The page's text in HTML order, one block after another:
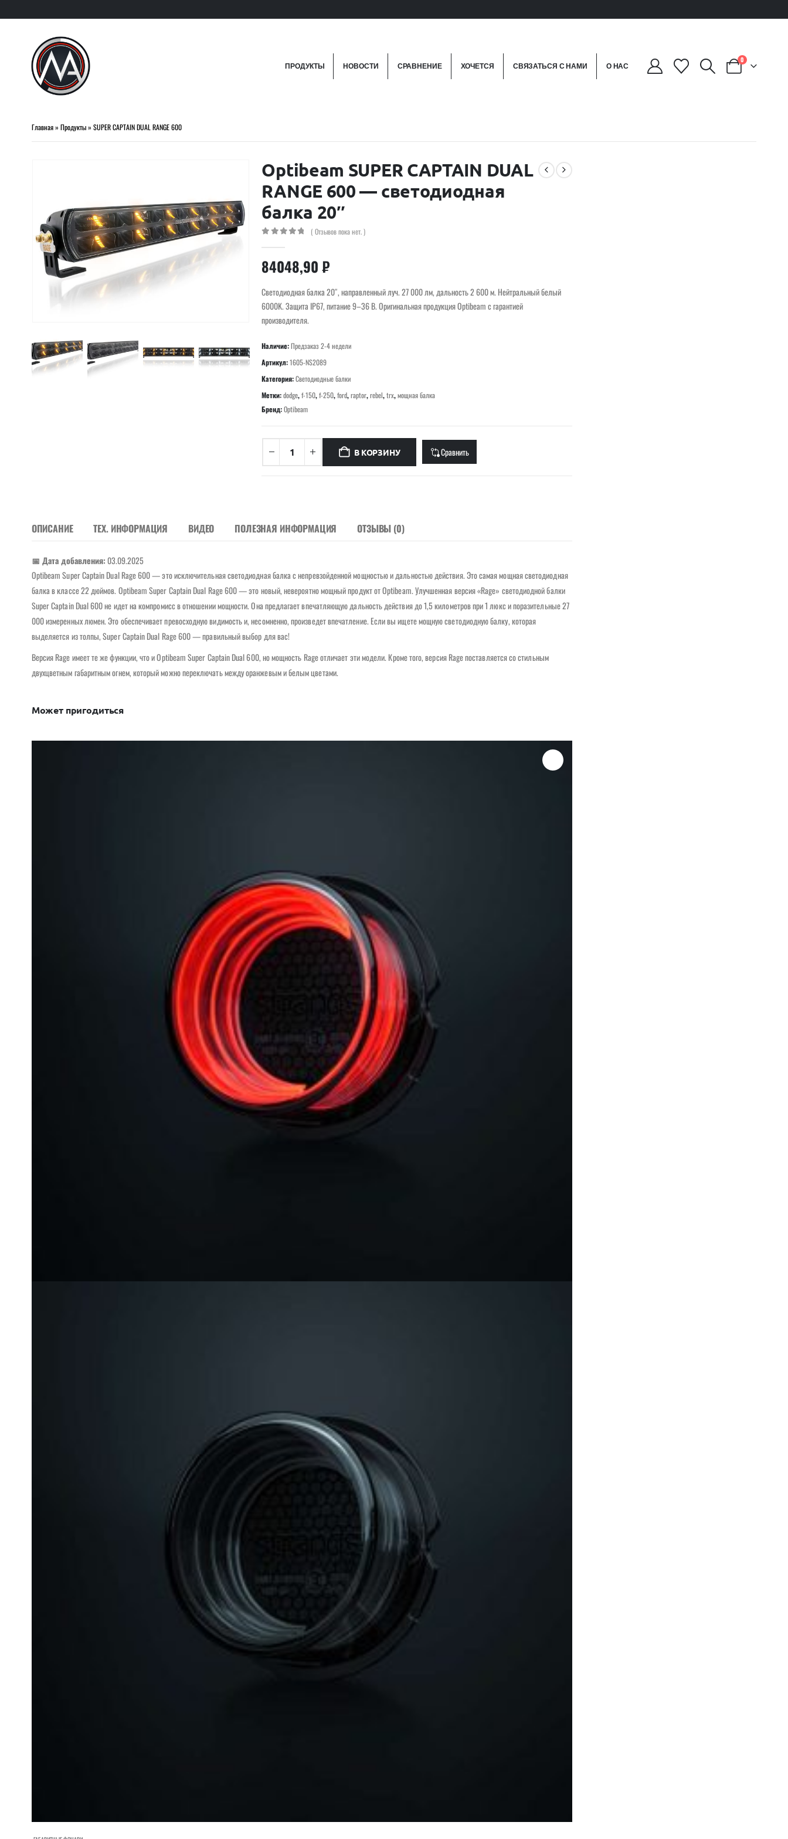
ПРОДУКТЫ НОВОСТИ СРАВНЕНИЕ ХОЧЕТСЯ СВЯЗАТЬСЯ С НАМИ О НАС
0
Главная» Продукты» SUPER CAPTAIN DUAL RANGE 600
Optibeam SUPER CAPTAIN DUAL
RANGE 600 — светодиодная
балка 20″
( Отзывов пока нет. )
84048,90₽
Светодиодная балка 20″, направленный луч. 27 000 лм, дальность 2 600 м. Нейтральный белый
6000K. Защита IP67, питание 9–36 В. Оригинальная продукция Optibeam с гарантией
производителя.
Наличие:Предзаказ 2-4 недели
Артикул:1605-NS2089
Категория:Светодиодные балки
Метки:dodge,f-150,f-250,ford,raptor,rebel,trx,мощная балка
Бренд:Optibeam
В КОРЗИНУ Сравнить
ОПИСАНИЕ ТЕХ. ИНФОРМАЦИЯ ВИДЕО ПОЛЕЗНАЯ ИНФОРМАЦИЯ ОТЗЫВЫ (0)
📅 Дата добавления:03.09.2025
Optibeam Super Captain Dual Rage 600 — это исключительная светодиодная балка с непревзойденной мощностью и дальностью действия. Это самая мощная светодиодная
балка в классе 22 дюймов. Optibeam Super Captain Dual Rage 600 — это новый, невероятно мощный продукт от Optibeam. Улучшенная версия «Rage» светодиодной балки
Super Captain Dual 600 не идет на компромисс в отношении мощности. Она предлагает впечатляющую дальность действия до 1,5 километров при 1 люкс и поразительные 27
000 измеренных люмен. Это обеспечивает превосходную видимость и, несомненно, произведет впечатление. Если вы ищете мощную светодиодную балку, которая
выделяется из толпы, Super Captain Dual Rage 600 — правильный выбор для вас!
Версия Rage имеет те же функции, что и Optibeam Super Captain Dual 600, но мощность Rage отличает эти модели. Кроме того, версия Rage поставляется со стильным
двухцветным габаритным огнем, который можно переключать между оранжевым и белым цветами.
Может пригодиться